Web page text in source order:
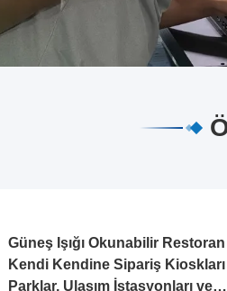
Güneş Işığı Okunabilir Restoran
Kendi Kendine Sipariş Kioskları
Parklar, Ulaşım İstasyonları ve